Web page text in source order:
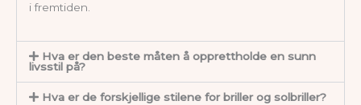
i fremtiden.
Hva er den beste måten å opprettholde en sunn
livsstil på?
Hva er de forskjellige stilene for briller og solbriller?